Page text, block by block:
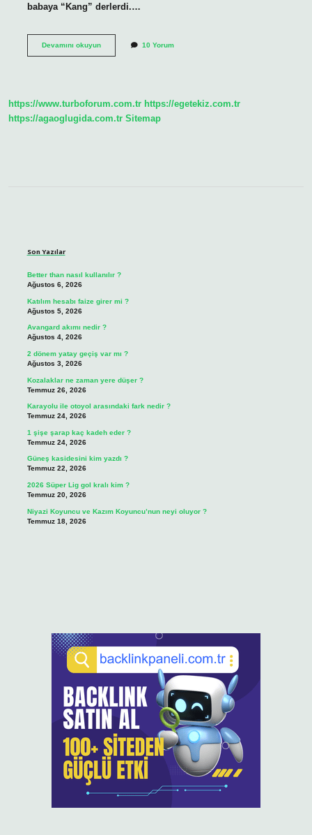
babaya “Kang” derlerdi.…
Devamını okuyunSır
10 Yorum
https://www.turboforum.com.tr https://egetekiz.com.tr
https://agaoglugida.com.tr Sitemap
Son Yazılar
Better than nasıl kullanılır ?
Ağustos 6, 2026
Katılım hesabı faize girer mi ?
Ağustos 5, 2026
Avangard akımı nedir ?
Ağustos 4, 2026
2 dönem yatay geçiş var mı ?
Ağustos 3, 2026
Kozalaklar ne zaman yere düşer ?
Temmuz 26, 2026
Karayolu ile otoyol arasındaki fark nedir ?
Temmuz 24, 2026
1 şişe şarap kaç kadeh eder ?
Temmuz 24, 2026
Güneş kasidesini kim yazdı ?
Temmuz 22, 2026
2026 Süper Lig gol kralı kim ?
Temmuz 20, 2026
Niyazi Koyuncu ve Kazım Koyuncu’nun neyi oluyor ?
Temmuz 18, 2026